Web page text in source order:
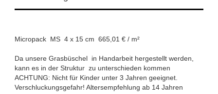
Micropack MS 4 x 15 cm 665,01 € / m²
Da unsere Grasbüschel in Handarbeit hergestellt werden,
kann es in der Struktur zu unterschieden kommen
ACHTUNG: Nicht für Kinder unter 3 Jahren geeignet.
Verschluckungsgefahr! Altersempfehlung ab 14 Jahren